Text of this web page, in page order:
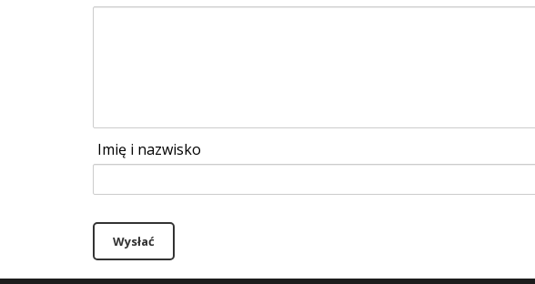
Imię i nazwisko
Wysłać